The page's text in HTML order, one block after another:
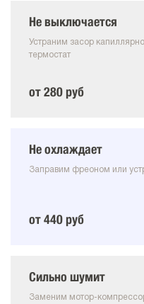
Не выключается
Устраним засор
термостат
от 280 руб
Не охлаждает
Заправим фреоном или
от 440 руб
Сильно шумит
Заменим мотор-